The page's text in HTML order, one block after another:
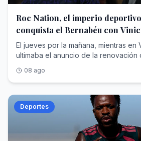
Roc Nation, el imperio deportivo
conquista el Bernabéu con
El jueves por la mañana, mientras en Valdebebas se ultimaba el anuncio de la renovación de Vinicius Júnior hasta el 30 de junio de 2032, un monovolumen negro abandonaba la concentración del RB Leipzig en Saalfelden (Austria) camino del aeropuerto. Dentro viajaba Yan Diomande , diecinueve años, rumbo a Madrid para cerrar un traspaso cifrado en unos 125 millones de euros fijos que, con las variables, podría escalar hasta los 140 y convertirse en el más caro de la historia del club blanco, por encima de los que se pagaron por Cristiano Ronaldo, Bellingham o Hazard. En apenas veinticuatro horas, el Real Madrid anunciaba el blindaje de su estrella y su nuevo fichaje récord.Dos operaciones, dos contratos de más de seis años y una sola autoría. Porque detrás de la nueva ficha de Vinicius —en torno a los 24 millones de euros brutos por temporada— y detrás del extremo marfileño que eligió el Bernabéu pese al cortejo del PSG y del Liverpool está la misma empresa: Roc Nation Sports , la agencia fundada por el rapero y magnate Shawn 'Jay-Z' Carter. Nunca una compañía nacida del hip hop había acumulado tanto poder en el vestuario más institucional del fútbol mundial.Para entender cómo un sello discográfico de Nueva York ha terminado condicionando el presente y el futuro deportivo del club de las quince Copas de Europa hay que recorrer trece años de estrategia empresarial: una venta forzosa en la NBA, un beisbolista arrebatado al agente más temido de América, un sueño brasileño frustrado que acabó resolviéndose comprando una agencia entera y un desembarco europeo que ha concluido donde concluyen todas las conquistas del fútbol: en Chamartín.Jay-Z: De Brooklyn a las grandes estrellasAntes de toparse con Florentino Pérez, Shawn Corey Carter (Brooklyn, 1969) ya había negociado con medio mundo. Criado en las viviendas sociales de Marcy Houses, fundó en 1995 su propio sello, Roc-A-Fella Records, porque ninguna discográfica quiso ficharle; en 2007 vendió su marca de ropa Rocawear por 204 millones de dólares; y en abril de 2008 creó Roc Nation , en alianza con el gigante de conciertos Live Nation, que puso sobre la mesa un contrato inicial de unos 150 millones. Aquello nació como discográfica y hoy es un conglomerado de representación de artistas y deportistas, editorial, cine y televisión, filantropía y moda. Forbes lo consagró en 2019 como el primer rapero milmillonario de la historia y hoy estima su fortuna entre los 2.500 y los 2.800 millones de dólares, un patrimonio en el que la música es ya casi una anécdota frente a operaciones como la firma del contrato con la NFL para producir el espectáculo del descanso de la Super Bowl.Durante un tiempo, el rapero tuvo una participación en los Brooklyn Nets que llegó a su fin en abril de 2013. La normativa de la NBA y de su sindicato de jugadores prohíbe que un propietario de franquicia ejerza a la vez de agente, de modo que Jay-Z tuvo que desprenderse de su parte de la franquicia neoyorquina, adquirida en 2004 por cerca de un millón de dólares: un paquete minúsculo, inferior al 1% y valorado en unos 350.000 dólares, pero de enorme carga simbólica, porque el rapero había sido el rostro de la mudanza de la franquicia de Nueva Jersey a Brooklyn y hasta había intervenido en el diseño de su identidad visual. Vendió para poder sentarse al otro lado de la mesa. En alianza con la agencia CAA (Creative Artists Agency)—con la que rompió relaciones años después— , su primera adquisición fue un golpe de efecto: Robinson Canó , jugador de los Yankees, abandonó a Scott Boras —el agente más temido del béisbol— para firmar con el sello del rapero. Meses después, Canó rubricaba con los Seattle Mariners un contrato de 240 millones de dólares y diez años, uno de los mayores de la historia de las Grandes Ligas. Le siguieron Kevin Durant (NBA)—cliente insignia de aquella primera época, antes de fundar años más tarde su propia firma—, Skylar Diggins (WNBA), Victor Cruz (NFL) o Geno Smith.El planteamiento era una enmienda a la totalidad del oficio. Frente a la vieja escuela europea del agente intermediario —el modelo de Jorge Mendes, que según Forbes ha llegado a manejar más de 950 millones de dólares en contratos activos con comisiones superiores a los 95—, Roc Nation importó la lógica del entretenimiento americano: gestión 360 grados, marca personal, moda, contenido audiovisual e impacto social. La adquisición de TFMHay un nombre que sobrevuela toda esta historia y que nunca llegó a formar parte de la agencia: Neymar . Cuando Roc Nation Sports echó a andar en 2013, ya se rumoreaba que fichar al entonces astro del Santos figuraba entre las máximas prioridades del rapero, que soñaba con convertirlo en el emblema global de su desembarco en el fútbol. No sucedió jamás. Una década después, Jay-Z resolvió el desengaño con una jugada de manual americano: si no puedes comprar la fruta, compra el huerto.El 7 de julio de 2023, Roc Nation Sports International anunció la adquisición de TFM Agency , la agencia de Sao Paulo que representaba a más de un centenar de futbolistas brasileños, rebautizada desde entonces como Roc Nation Sports Brazil. El importe quedó blindado bajo confidencialidad —se estima que fueron unos 450 millones de dólares—, pero el botín estaba en la cartera: Vinicius Júnior, Gabriel Martinelli y la siguiente hornada de perlas, con Endrick a la cabeza. De un plumazo, la nómina futbolística internacional de la casa se triplicó, de unos cuarenta a cerca de ciento veinte jugadores. «En términos de fútbol, Brasil es el centro de todo», proclamó Juan Perez —presidente de la división deportiva desde su nacimiento— al presentar la operación.Al frente quedó el hombre que lo había construido: Frederico Pena , fundador de TFM, que conservó acciones y asumió la presidencia de la filial brasileña junto a sus socios principales. Pena es el cazador de talento sudamericano por antonomasia: ató a Vinicius en su etapa de Flamengo, mucho antes del traspaso que lo llevó al Real Madrid en 2018, y repitió la fórmula con Endrick, amarrado antes de que el club blanco pagara al Palmeiras en torno a 60 millones por un chaval de dieciséis años. Jay-Z no persiguió la firma de Vinicius uno a uno, como persiguió en vano la de Neymar; adquirió directamente la sociedad que ya la custodiaba.La conquista del mercado europeoEl asalto al Viejo Continente tiene fecha y arquitecto. En septiembre de 2019, Roc Nation abrió oficina en Londres y puso al mando a Michael Yormark . La cartera europea creció a golpe de nombres: Kevin De Bruyne y Romelu Lukaku como buques insignia belgas, Axel Witsel, Jerome Boateng, Federico Dimarco, Tyrone Mings, los hermanos Reece y Lauren James o Marcus Rashford, captado en 2020. La propia agencia presume hoy de figurar entre las diez más importantes del fútbol mundial.El músculo americano completa el cuadro. En Estados Unidos, la casa gestiona a estrellas como LaMelo Ball en la NBA, el quarterback Kyler Murray o Saquon Barkley, campeón de la Super Bowl con Filadelfia. Según la última radiografía de Forbes sobre las agencias más valiosas de Norteamérica, Roc Nation
08 ago
Deportes